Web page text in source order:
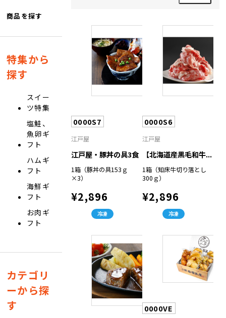
商品を探す
特集から
探す
スイー
ツ特集
塩鮭、
魚卵ギ
フト
ハムギ
フト
海鮮ギ
フト
お肉ギ
フト
カテゴリ
ーから探
す
0000S7
江戸屋
江戸屋・豚丼の具3食
1箱（豚丼の具153ｇ
×3）
¥2,896
冷凍
0000S6
江戸屋
【北海道産黒毛和牛...
1箱（知床牛切り落とし
300ｇ）
¥2,896
冷凍
0000VE